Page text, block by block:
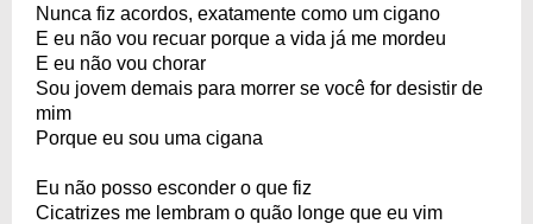
Nunca fiz acordos, exatamente como um cigano
E eu não vou recuar porque a vida já me mordeu
E eu não vou chorar
Sou jovem demais para morrer se você for desistir de
mim
Porque eu sou uma cigana
Eu não posso esconder o que fiz
Cicatrizes me lembram o quão longe que eu vim